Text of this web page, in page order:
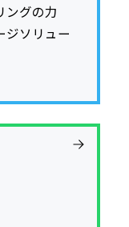
ングの力
ジソリュー